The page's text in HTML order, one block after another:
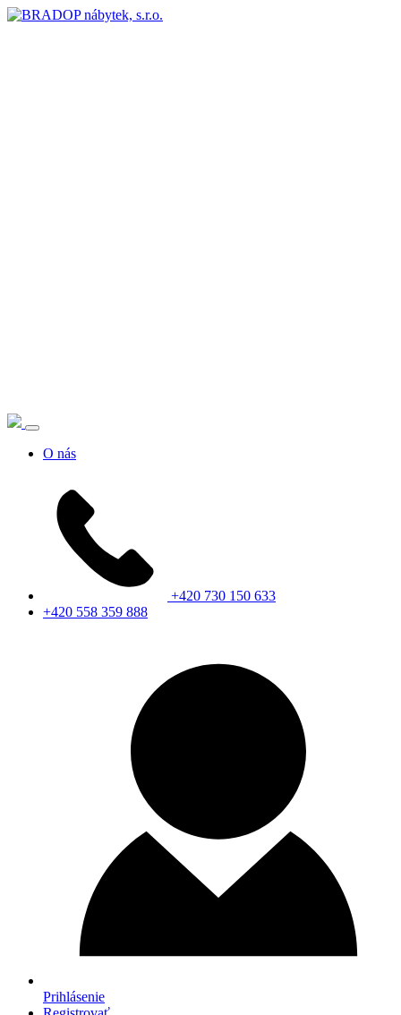
O nás
+420 730 150 633
+420 558 359 888
Prihlásenie